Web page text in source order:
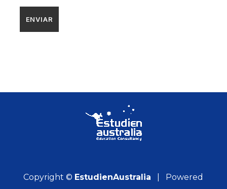
Copyright © EstudienAustralia | Powered